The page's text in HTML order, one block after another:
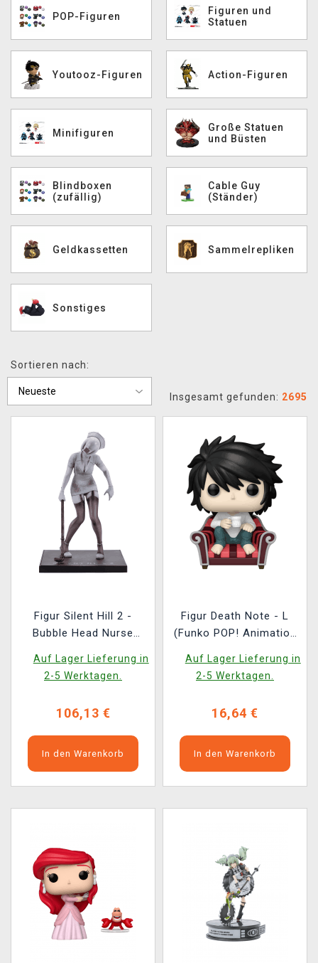
XZONE CLUB
POP-Figuren
Figuren und
Statuen
Youtooz-Figuren Action-Figuren
Minifiguren
Große Statuen
und Büsten
Blindboxen
(zufällig)
Cable Guy
(Ständer)
Geldkassetten Sammelrepliken
Sonstiges
Sortieren nach:
Insgesamt gefunden: 2695
Figur Silent Hill 2 -
Bubble Head Nurse
Auf Lager Lieferung in
2-5 Werktagen.
106,13 €
In den Warenkorb
Figur Death Note - L
(Funko POP! Animation
Auf Lager Lieferung in
2-5 Werktagen.
16,64 €
In den Warenkorb